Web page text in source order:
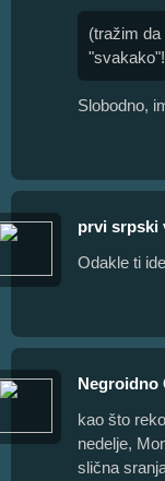
(tražim
Slobodno,
prvi srpski
Odakle ti
Negroidno
kao što
nedelje,
slična